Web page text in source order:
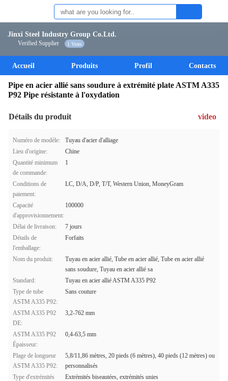
Jinxi Steel Industry Group Co.Ltd.
Verified Supplier 1 Years
Accueil Produits Profil Contacts
Pipe en acier allié sans soudure à extrémité plate ASTM A335
P92 Pipe résistante à l'oxydation
Détails du produit video
Numéro de modèle:
Tuyau d'acier d'alliage
Lieu d'origine:
Chine
Quantité minimum
de commande:
1
Conditions de
paiement:
LC, D/A, D/P, T/T, Western Union, MoneyGram
Capacité
d'approvisionnement:
100000
Délai de livraison:
7 jours
Détails de
l'emballage:
Forfaits
Nom du produit:
Tuyau en acier allié, Tube en acier allié, Tube en acier allié
sans soudure, Tuyau en acier allié sa
Standard:
Tuyau en acier allié ASTM A335 P92
Type de tube
ASTM A335 P92:
Sans couture
ASTM A335 P92
DE:
3,2-762 mm
ASTM A335 P92
Épaisseur:
0,4-63,5 mm
Plage de longueur
ASTM A335 P92:
5,8/11,86 mètres, 20 pieds (6 mètres), 40 pieds (12 mètres) ou
personnalisés
Type d'extrémités
Extrémités biseautées, extrémités unies